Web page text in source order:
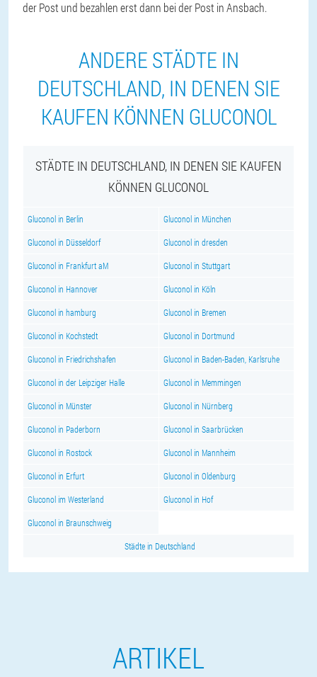
der Post und bezahlen erst dann bei der Post in Ansbach.
ANDERE STÄDTE IN
DEUTSCHLAND, IN DENEN SIE
KAUFEN KÖNNEN GLUCONOL
STÄDTE IN DEUTSCHLAND, IN DENEN SIE KAUFEN
KÖNNEN GLUCONOL
Gluconol in Berlin Gluconol in München
Gluconol in Düsseldorf Gluconol in dresden
Gluconol in Frankfurt aM Gluconol in Stuttgart
Gluconol in Hannover Gluconol in Köln
Gluconol in hamburg Gluconol in Bremen
Gluconol in Kochstedt Gluconol in Dortmund
Gluconol in Friedrichshafen Gluconol in Baden-Baden, Karlsruhe
Gluconol in der Leipziger Halle Gluconol in Memmingen
Gluconol in Münster Gluconol in Nürnberg
Gluconol in Paderborn Gluconol in Saarbrücken
Gluconol in Rostock Gluconol in Mannheim
Gluconol in Erfurt Gluconol in Oldenburg
Gluconol im Westerland Gluconol in Hof
Gluconol in Braunschweig
Städte in Deutschland
ARTIKEL